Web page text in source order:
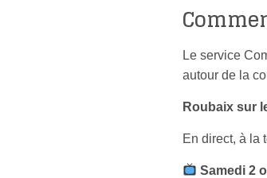
Le service
autour de la
Roubaix sur
En direct, à la
Samedi 2